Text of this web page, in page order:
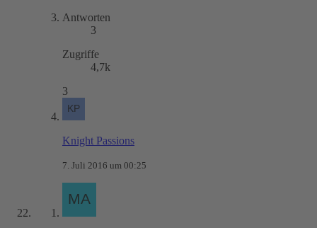
Antworten
3
Zugriffe
4,7k
3
Knight Passions
7. Juli 2016 um 00:25